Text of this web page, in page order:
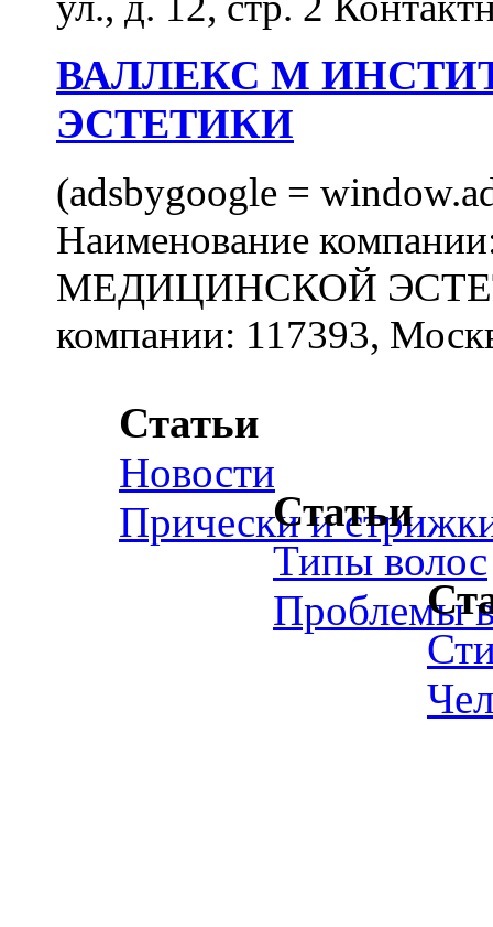
ВАЛЛЕКС М
ЭСТЕТИКИ
(adsbygoogle =
Наименование
МЕДИЦИНСКОЙ
компании: 117393,
Статьи
Новости
Прически иСтатьи
Типы волос
Проблемы